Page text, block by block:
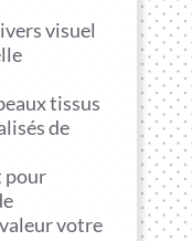
visuel
tissus
de
pour
votre